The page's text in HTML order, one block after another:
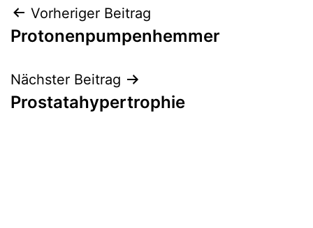
Beitragsnavigation
Vorheriger Beitrag
Protonenpumpenhemmer
Nächster Beitrag
Prostatahypertrophie